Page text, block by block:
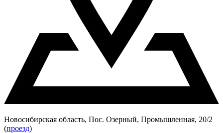
Новосибирская область, Пос. Озерный, Промышленная, 20/2
(проезд)